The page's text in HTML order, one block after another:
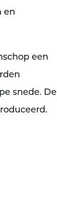
en
een
snede. De